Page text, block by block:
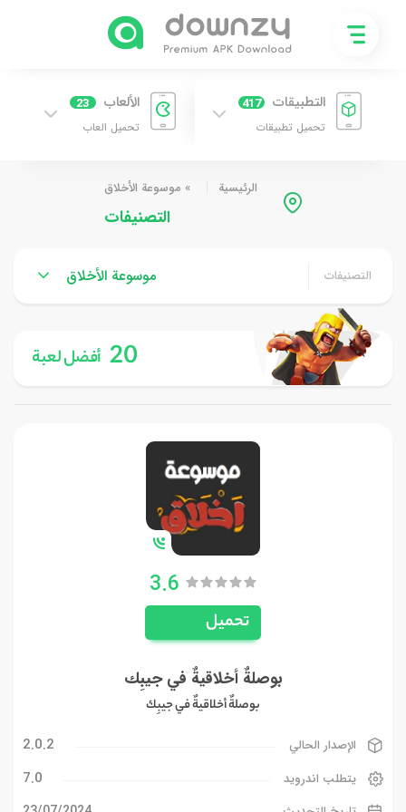
التطبيقات 417
تحميل تطبيقات
الألعاب 23
تحميل العاب
الرئيسية » موسوعة الأخلاق
التصنيفات
التصنيفات موسوعة الأخلاق
20 أفضل لعبة
3.6
تحميل
بوصلةٌ أخلاقيةٌ في جيبِك
بوصلةٌ أخلاقيةٌ في جيبِك
الإصدار الحالي 2.0.2
يتطلب اندرويد 7.0